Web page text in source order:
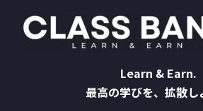
Learn & Earn.
最高の学びを、拡散し